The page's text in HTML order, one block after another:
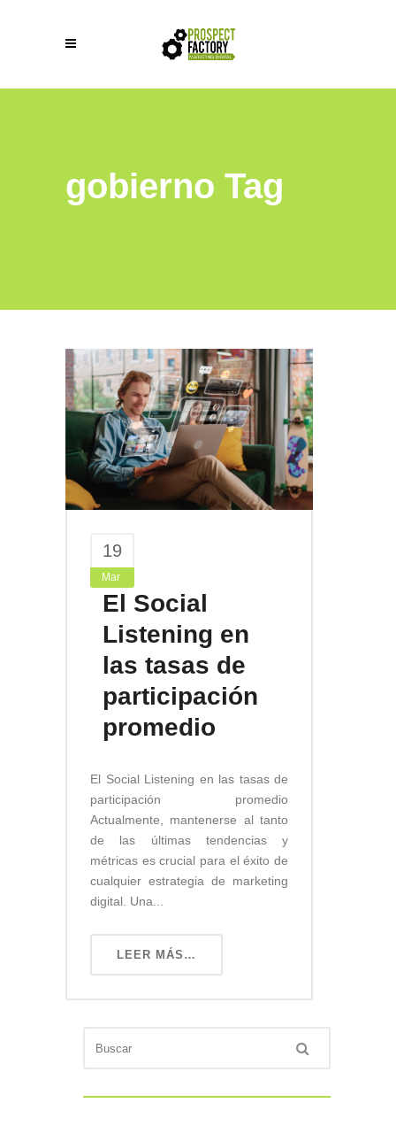
gobierno Tag
19
Mar
El Social
Listening en
las tasas de
participación
promedio
El Social Listening en las tasas de
participación promedio
Actualmente, mantenerse al tanto
de las últimas tendencias y
métricas es crucial para el éxito de
cualquier estrategia de marketing
digital. Una...
LEER MÁS…